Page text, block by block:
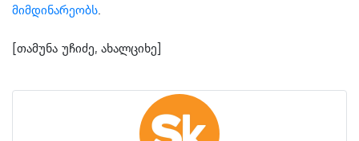
მიმდინარეობს.
[თამუნა უჩიძე, ახალციხე]